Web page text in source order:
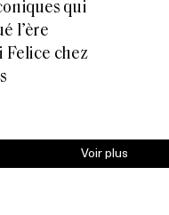
qui
l’ère
Felice chez
Voir plus